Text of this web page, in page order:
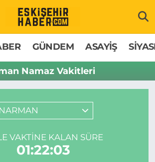
GÜNDEM ASAYİŞ
Namaz Vakitleri
NARMAN
VAKTINE KALAN SÜRE
01:22:03
Trafik Yoğunluk Haritası
Puan Durumu ve Fikstür
Haberleri